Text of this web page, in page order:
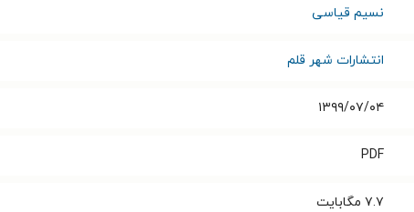
نسیم قیاسی
انتشارات شهر قلم
۱۳۹۹/۰۷/۰۴
PDF
۷.۷ مگابایت